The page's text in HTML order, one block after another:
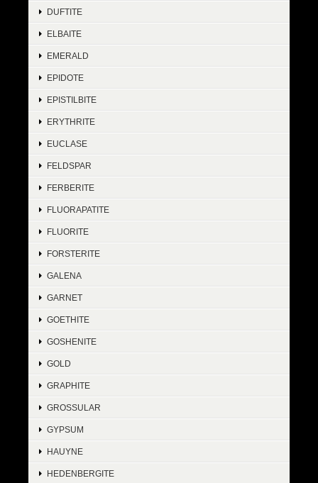
DUFTITE
ELBAITE
EMERALD
EPIDOTE
EPISTILBITE
ERYTHRITE
EUCLASE
FELDSPAR
FERBERITE
FLUORAPATITE
FLUORITE
FORSTERITE
GALENA
GARNET
GOETHITE
GOSHENITE
GOLD
GRAPHITE
GROSSULAR
GYPSUM
HAUYNE
HEDENBERGITE